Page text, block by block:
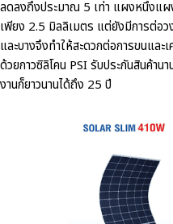
ลดลงถึงประมาณ 5 เท่า แผงหนึ่งแผ
เพียง 2.5 มิลลิเมตร แต่ยังมีการต่อว
และบางจึงทำให้สะดวกต่อการขนแล
ด้วยกาวซิลิโคน PSI รับประกันสินค้า
งานก็ยาวนานได้ถึง 25 ปี